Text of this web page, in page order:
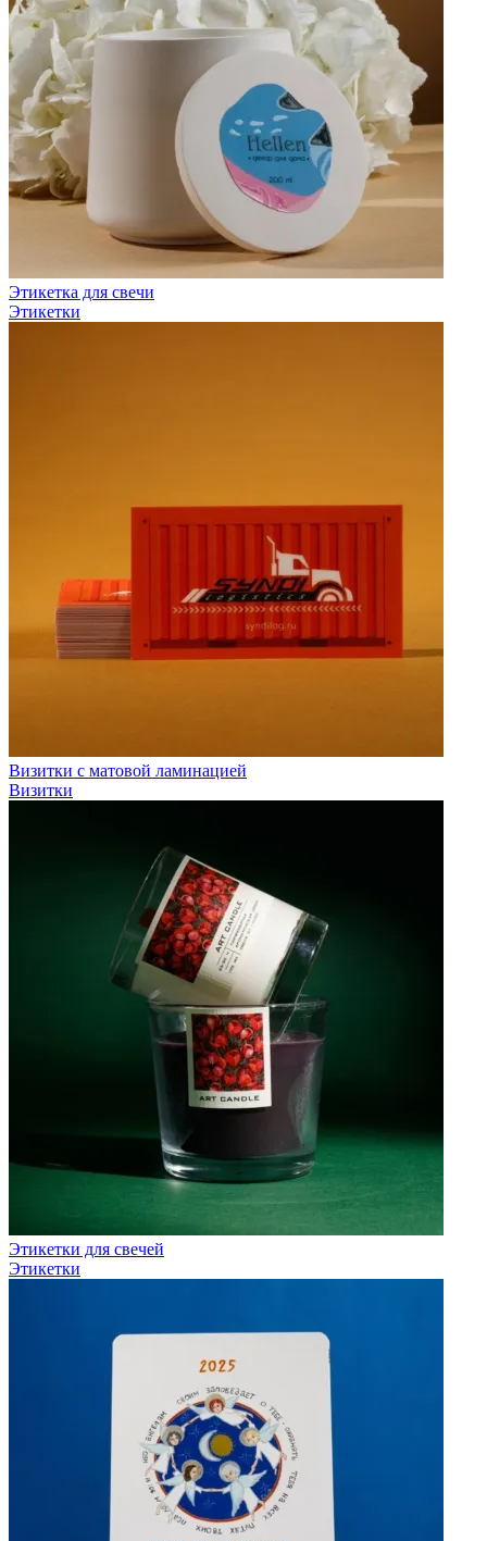
Этикетка для свечи
Этикетки
Визитки с матовой ламинацией
Визитки
Этикетки для свечей
Этикетки